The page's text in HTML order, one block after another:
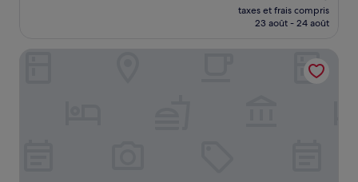
nouveau
prix
de
108 €
taxes et frais compris
23 août - 24 août